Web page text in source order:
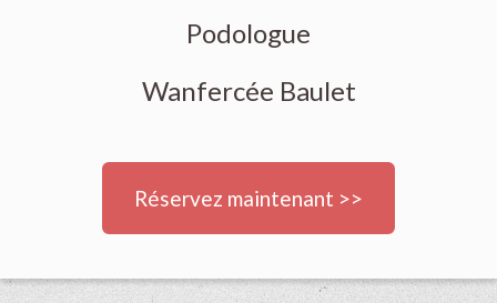
Podologue
Wanfercée Baulet
Réservez maintenant >>